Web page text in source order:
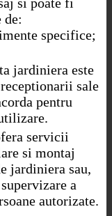
de:
specifice;
jardiniera este
sale
pentru
servicii
si montaj
jardiniera sau,
a
autorizate.